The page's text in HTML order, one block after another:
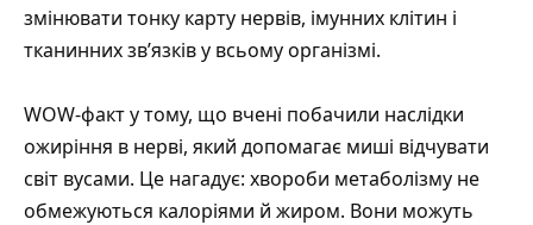
змінювати тонку карту нервів, імунних клітин і
тканинних зв’язків у всьому організмі.
WOW-факт у тому, що вчені побачили наслідки
ожиріння в нерві, який допомагає миші відчувати
світ вусами. Це нагадує: хвороби метаболізму не
обмежуються калоріями й жиром. Вони можуть